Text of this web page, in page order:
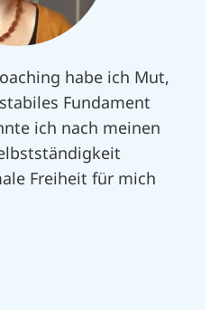
habe ich Mut,
Fundament
ich nach meinen
Freiheit für mich